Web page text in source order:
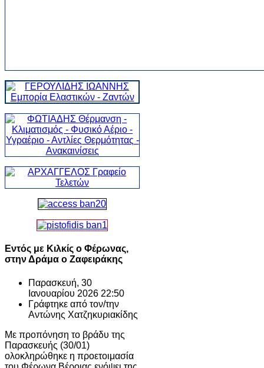
Εντός με Κιλκίς ο Φέρωνας,
στην Δράμα ο Ζαφειράκης
Παρασκευή, 30
Ιανουαρίου 2026 22:50
Γράφτηκε από τον/την
Αντώνης Χατζηκυριακίδης
Με προπόνηση το βράδυ της
Παρασκευής (30/01)
ολοκληρώθηκε η προετοιμασία